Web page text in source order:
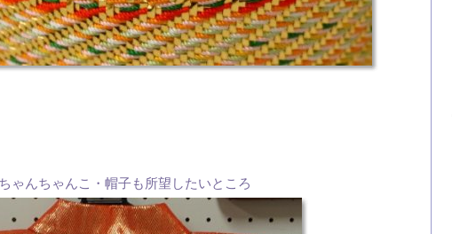
ゃんちゃんこ・帽子も所望したいところ